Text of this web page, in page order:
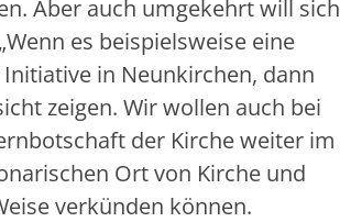
Aber auch umgekehrt will sich
es beispielsweise eine
in Neunkirchen, dann
zeigen. Wir wollen auch bei
der Kirche weiter im
Ort von Kirche und
verkünden können.